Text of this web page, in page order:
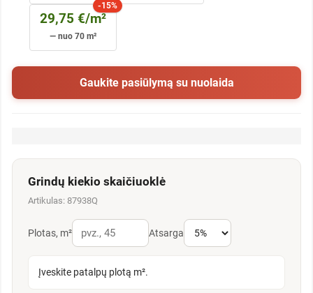
-15%
29,75 €/m²
— nuo 70 m²
Gaukite pasiūlymą su nuolaida
Grindų kiekio skaičiuoklė
Artikulas: 87938Q
Plotas, m² Atsarga
Įveskite patalpų plotą m².